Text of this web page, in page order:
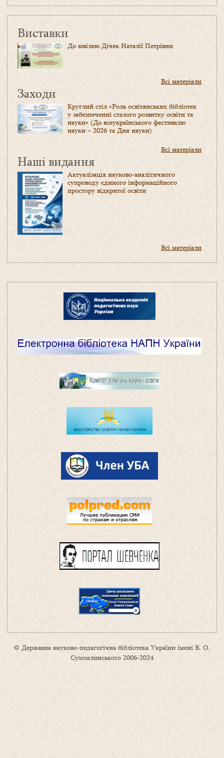
Виставки
До ювілею Дічек Наталії Петрівни
Всі матеріали
Заходи
Круглий стіл «Роль освітянських бібліотек
у забезпеченні сталого розвитку освіти та
науки» (До всеукраїнського фестивалю
науки – 2026 та Дня науки)
Всі матеріали
Наші видання
Актуалізація науково-аналітичного
супроводу єдиного інформаційного
простору відкритої освіти
Всі матеріали
© Державна науково-педагогічна бібліотека України імені В. О.
Сухомлинського 2006-2024